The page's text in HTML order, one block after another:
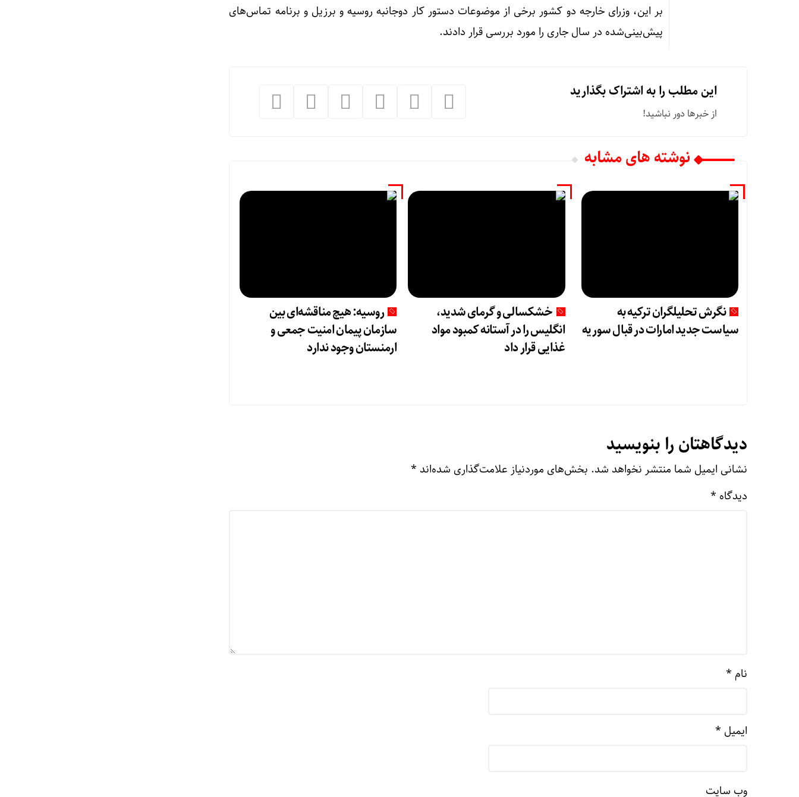
بر این، وزرای خارجه دو کشور برخی از موضوعات دستور کار دوجانبه روسیه و برزیل و برنامه تماس‌های
پیش‌بینی‌شده در سال جاری را مورد بررسی قرار دادند.
این مطلب را به اشتراک بگذارید
از خبرها دور نباشید!
نوشته های مشابه
نگرش تحلیلگران ترکیه به
سیاست جدید امارات در قبال سوریه
خشکسالی و گرمای شدید،
انگلیس را در آستانه کمبود مواد
غذایی قرار داد
روسیه: هیچ مناقشه‌ای بین
سازمان پیمان امنیت جمعی و
ارمنستان وجود ندارد
دیدگاهتان را بنویسید
نشانی ایمیل شما منتشر نخواهد شد. بخش‌های موردنیاز علامت‌گذاری شده‌اند *
دیدگاه *
نام *
ایمیل *
وب‌ سایت